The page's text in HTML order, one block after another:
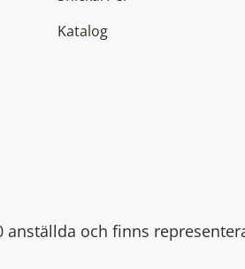
Katalog
och finns